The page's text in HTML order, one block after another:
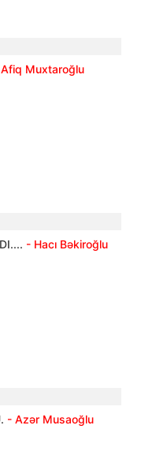
Muxtaroğlu
- Hacı Bəkiroğlu
- Azər Musaoğlu